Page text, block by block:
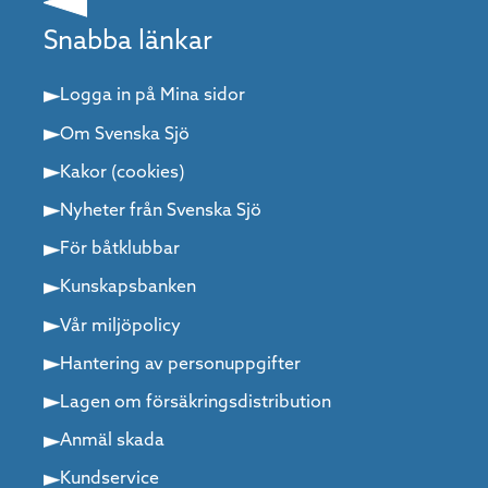
Snabba länkar
Logga in på Mina sidor
Om Svenska Sjö
Kakor (cookies)
Nyheter från Svenska Sjö
För båtklubbar
Kunskapsbanken
Vår miljöpolicy
Hantering av personuppgifter
Lagen om försäkringsdistribution
Anmäl skada
Kundservice